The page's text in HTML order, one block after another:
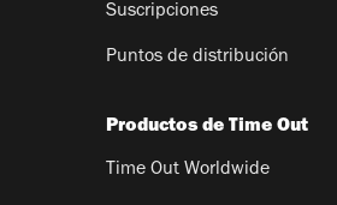
Suscripciones
Puntos de distribución
Productos de Time Out
Time Out Worldwide